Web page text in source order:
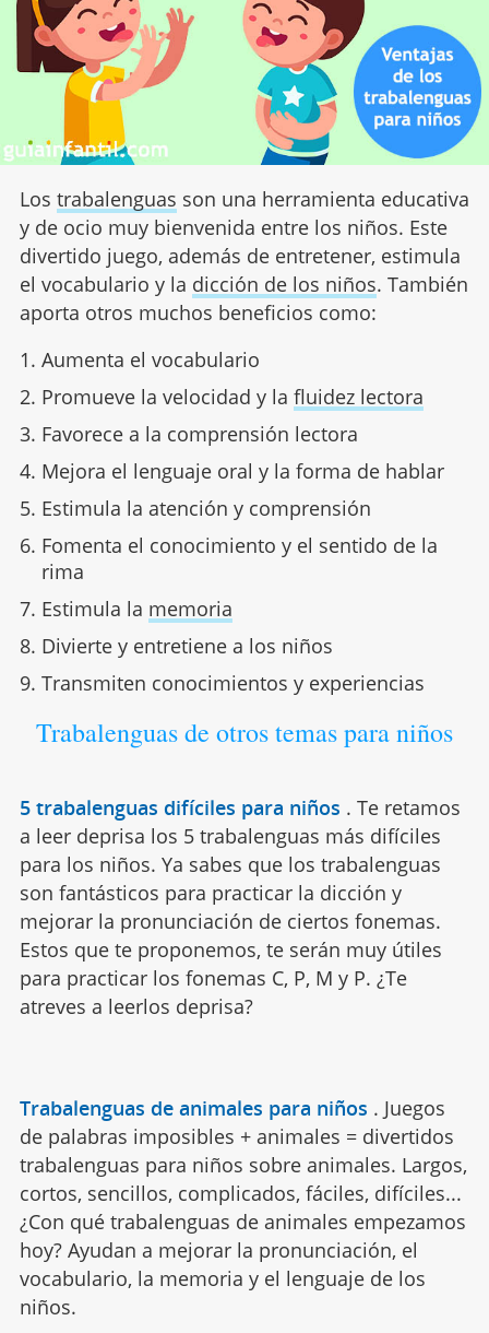
Los trabalenguas son una herramienta educativa
y de ocio muy bienvenida entre los niños. Este
divertido juego, además de entretener, estimula
el vocabulario y la dicción de los niños. También
aporta otros muchos beneficios como:
Aumenta el vocabulario
Promueve la velocidad y la fluidez lectora
Favorece a la comprensión lectora
Mejora el lenguaje oral y la forma de hablar
Estimula la atención y comprensión
Fomenta el conocimiento y el sentido de la
rima
Estimula la memoria
Divierte y entretiene a los niños
Transmiten conocimientos y experiencias
Trabalenguas de otros temas para niños
5 trabalenguas difíciles para niños . Te retamos
a leer deprisa los 5 trabalenguas más difíciles
para los niños. Ya sabes que los trabalenguas
son fantásticos para practicar la dicción y
mejorar la pronunciación de ciertos fonemas.
Estos que te proponemos, te serán muy útiles
para practicar los fonemas C, P, M y P. ¿Te
atreves a leerlos deprisa?
Trabalenguas de animales para niños . Juegos
de palabras imposibles + animales = divertidos
trabalenguas para niños sobre animales. Largos,
cortos, sencillos, complicados, fáciles, difíciles...
¿Con qué trabalenguas de animales empezamos
hoy? Ayudan a mejorar la pronunciación, el
vocabulario, la memoria y el lenguaje de los
niños.